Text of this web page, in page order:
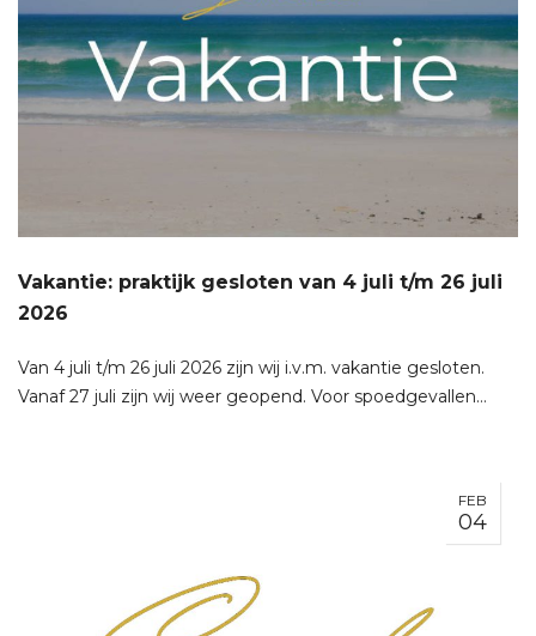
Vakantie: praktijk gesloten van 4 juli t/m 26 juli
2026
Van 4 juli t/m 26 juli 2026 zijn wij i.v.m. vakantie gesloten.
Vanaf 27 juli zijn wij weer geopend. Voor spoedgevallen…
FEB
04